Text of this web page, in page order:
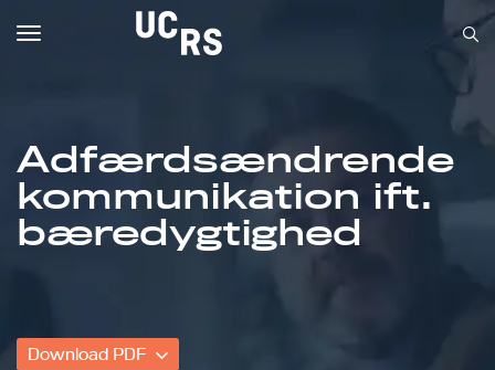
Om UCRS
Bliv faglært
Adfærdsændrende
kommunikation ift.
bæredygtighed
Download PDF